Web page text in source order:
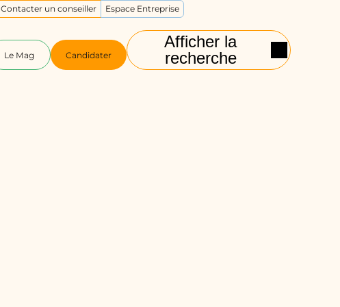
Afficher la
recherche
Le Mag Candidater
Contacter un conseiller Espace Entreprise